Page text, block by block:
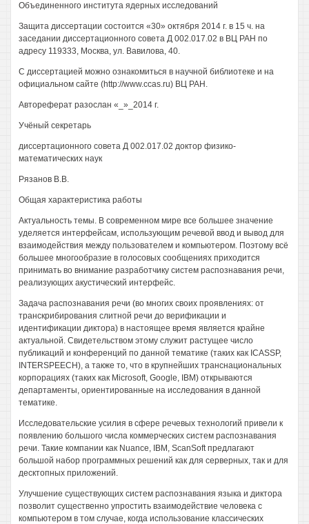
Объединенного института ядерных исследований
Защита диссертации состоится «30» октября 2014 г. в 15 ч. на
заседании диссертационного совета Д 002.017.02 в ВЦ РАН по
адресу 119333, Москва, ул. Вавилова, 40.
С диссертацией можно ознакомиться в научной библиотеке и на
официальном сайте (http://www.ccas.ru) ВЦ РАН.
Автореферат разослан «_»_2014 г.
Учёный секретарь
диссертационного совета Д 002.017.02 доктор физико-
математических наук
Рязанов В.В.
Общая характеристика работы
Актуальность темы. В современном мире все большее значение
уделяется интерфейсам, использующим речевой ввод и вывод для
взаимодействия между пользователем и компьютером. Поэтому всё
большее многообразие в голосовых сообщениях приходится
принимать во внимание разработчику систем распознавания речи,
реализующих акустический интерфейс.
Задача распознавания речи (во многих своих проявлениях: от
транскрибирования слитной речи до верификации и
идентификации диктора) в настоящее время является крайне
актуальной. Свидетельством этому служит растущее число
публикаций и конференций по данной тематике (таких как ICASSP,
INTERSPEECH), а также то, что в крупнейших транснациональных
корпорациях (таких как Microsoft, Google, IBM) открываются
департаменты, ориентированные на исследования в данной
тематике.
Исследовательские усилия в сфере речевых технологий привели к
появлению большого числа коммерческих систем распознавания
речи. Такие компании как Nuance, IBM, ScanSoft предлагают
большой набор программных решений как для серверных, так и для
десктопных приложений.
Улучшение существующих систем распознавания языка и диктора
позволит существенно упростить взаимодействие человека с
компьютером в том случае, когда использование классических